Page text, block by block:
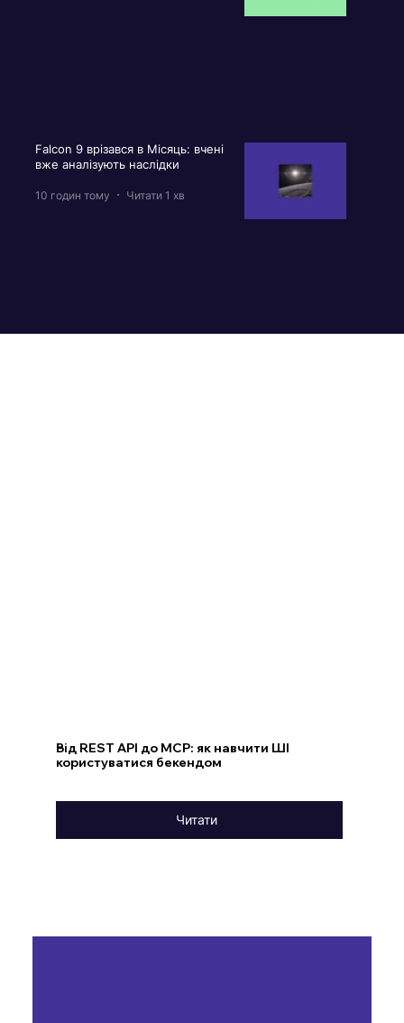
Від REST API до MCP: як навчити ШІ
користуватися бекендом
Читати
Falcon 9 врізався в Місяць: вчені
вже аналізують наслідки
10 годин тому Читати 1 хв